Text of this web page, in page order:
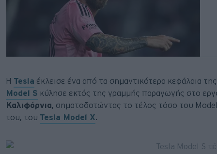
Η Tesla έκλεισε ένα από τα σημαντικότερα κεφάλαια
Model S κύλησε εκτός της γραμμής παραγωγής στο
Καλιφόρνια, σηματοδοτώντας το τέλος τόσο του
του, του Tesla Model X.